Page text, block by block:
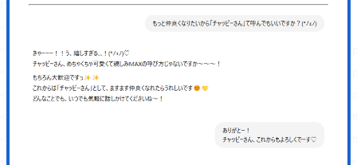
/* ]]> */
<script type='text/javascript' src='https://hajimecreate.com/wp-
<script type='text/javascript' src='https://hajimecreate.com/wp-
<script type='text/javascript' src='https://hajimecreate.com/wp-